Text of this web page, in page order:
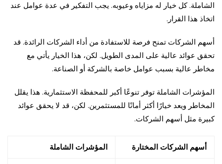
الشاملة. كل خيار له مزاياه وعيوبه. يجب التفكير في عدة عوامل عند
اتخاذ هذا القرار.
أسهم الشركات تمنح فرصة للاستفادة من أداء الشركات الرائدة. قد
تحقق عوائد عالية على المدى الطويل. لكن، هذا الخيار يأتي مع
مخاطر عالية بسبب عوامل خاصة بالشركة أو الصناعة.
المؤشرات الشاملة توفر تنوعًا أكبر للمحفظة الاستثمارية. هذا يقلل
المخاطر ويعد خيارًا أكثر أمانًا للمستثمرين. لكن، قد لا يحقق عوائد
كبيرة مثل أسهم الشركات.
أسهم الشركات المختارة المؤشرات الشاملة